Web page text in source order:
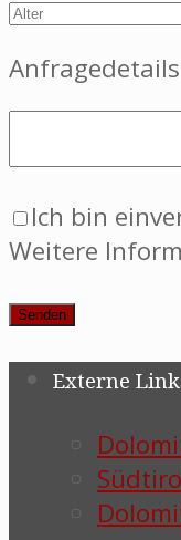
Ich bin
Weitere
Externe